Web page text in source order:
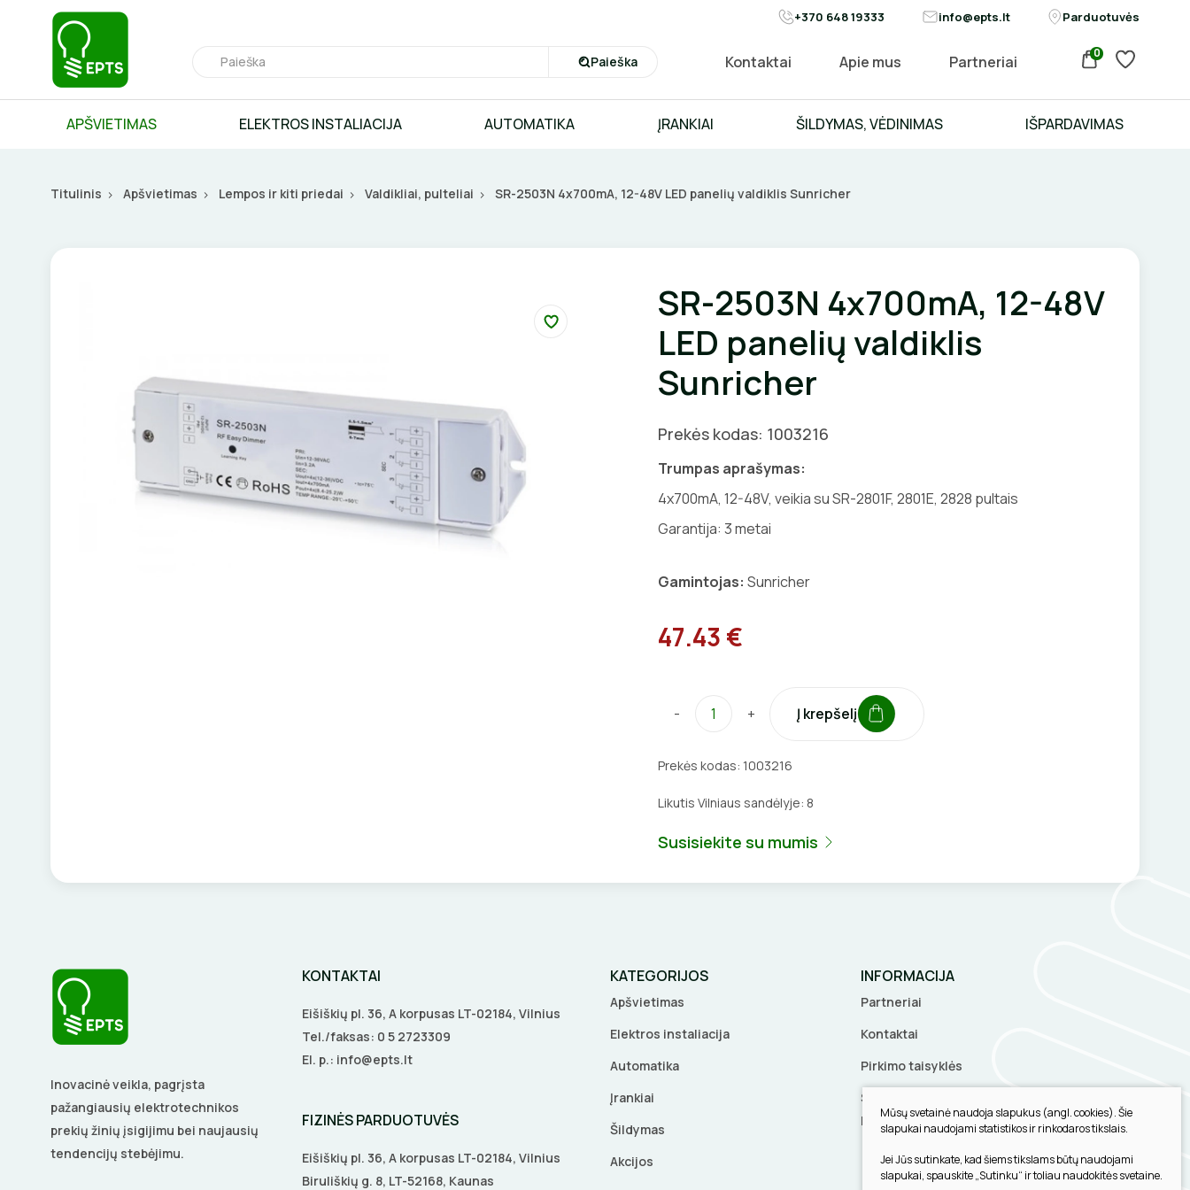
+370 648 19333 info@epts.lt Parduotuvės
Paieška Kontaktai Apie mus Partneriai 0
APŠVIETIMAS ELEKTROS INSTALIACIJA AUTOMATIKA ĮRANKIAI ŠILDYMAS, VĖDINIMAS IŠPARDAVIMAS
Titulinis Apšvietimas Lempos ir kiti priedai Valdikliai, pulteliai SR-2503N 4x700mA, 12-48V LED panelių valdiklis Sunricher
SR-2503N 4x700mA, 12-48V
LED panelių valdiklis
Sunricher
Prekės kodas: 1003216
Trumpas aprašymas:
4x700mA, 12-48V, veikia su SR-2801F, 2801E, 2828 pultais
Garantija: 3 metai
Gamintojas: Sunricher
47.43 €
- + Į krepšelį
Prekės kodas: 1003216
Likutis Vilniaus sandėlyje: 8
Susisiekite su mumis
Inovacinė veikla, pagrįsta
pažangiausių elektrotechnikos
prekių žinių įsigijimu bei naujausių
tendencijų stebėjimu.
KONTAKTAI
Eišiškių pl. 36, A korpusas LT-02184, Vilnius
Tel./faksas: 0 5 2723309
El. p.: info@epts.lt
FIZINĖS PARDUOTUVĖS
Eišiškių pl. 36, A korpusas LT-02184, Vilnius
Biruliškių g. 8, LT-52168, Kaunas
KATEGORIJOS
Apšvietimas
Elektros instaliacija
Automatika
Įrankiai
Šildymas
Akcijos
INFORMACIJA
Partneriai
Kontaktai
Pirkimo taisyklės
Slapukų parinktys
Privatumo politika
Sukurta:
Mūsų svetainė naudoja slapukus (angl. cookies). Šie
slapukai naudojami statistikos ir rinkodaros tikslais.
Jei Jūs sutinkate, kad šiems tikslams būtų naudojami
slapukai, spauskite „Sutinku“ ir toliau naudokitės svetaine.